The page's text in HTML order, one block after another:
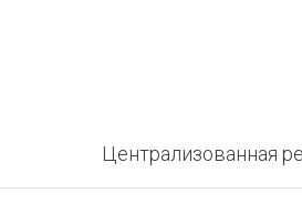
Централизованная